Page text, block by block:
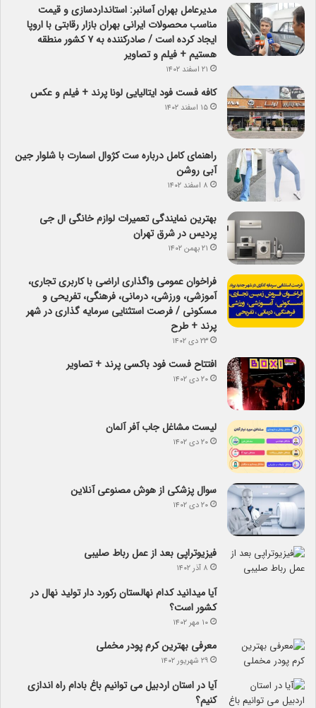
مدیرعامل بهران آسانبر: استانداردسازی و قیمت
مناسب محصولات ایرانی بهران بازار رقابتی با اروپا
ایجاد کرده است / صادرکننده به ۷ کشور منطقه
هستیم + فیلم و تصاویر
۲۱ اسفند ۱۴۰۲
کافه فست فود ایتالیایی لونا پرند + فیلم و عکس
۱۵ اسفند ۱۴۰۲
راهنمای کامل درباره ست کژوال اسمارت با شلوار جین
آبی روشن
۸ اسفند ۱۴۰۲
بهترین نمایندگی تعمیرات لوازم خانگی ال جی
پردیس در شرق تهران
۲۱ بهمن ۱۴۰۲
فراخوان عمومی واگذاری اراضی با کاربری تجاری،
آموزشی، ورزشی، درمانی، فرهنگی، تفریحی و
مسکونی / فرصت استثنایی سرمایه گذاری در شهر
پرند + طرح
۲۳ دی ۱۴۰۲
افتتاح فست فود باکسی پرند + تصاویر
۲۰ دی ۱۴۰۲
لیست مشاغل جاب آفر آلمان
۲۰ دی ۱۴۰۲
سوال پزشکی از هوش مصنوعی آنلاین
۲۰ دی ۱۴۰۲
فیزیوتراپی بعد از عمل رباط صلیبی
۸ آذر ۱۴۰۲
آیا می­دانید کدام نهالستان رکورد دار تولید نهال­ در
کشور است؟
۱۰ مهر ۱۴۰۲
معرفی بهترین کرم پودر مخملی
۲۹ شهریور ۱۴۰۲
آیا در استان اردبیل می توانیم باغ بادام راه اندازی
کنیم؟